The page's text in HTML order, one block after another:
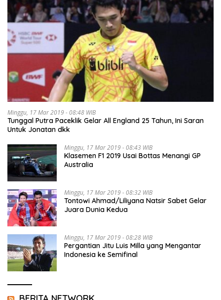
Minggu, 17 Mar 2019 - 08:48 WIB
Tunggal Putra Paceklik Gelar All England 25 Tahun, Ini Saran
Untuk Jonatan dkk
Minggu, 17 Mar 2019 - 08:43 WIB
Klasemen F1 2019 Usai Bottas Menangi GP
Australia
Minggu, 17 Mar 2019 - 08:32 WIB
Tontowi Ahmad/Liliyana Natsir Sabet Gelar
Juara Dunia Kedua
Minggu, 17 Mar 2019 - 08:28 WIB
Pergantian Jitu Luis Milla yang Mengantar
Indonesia ke Semifinal